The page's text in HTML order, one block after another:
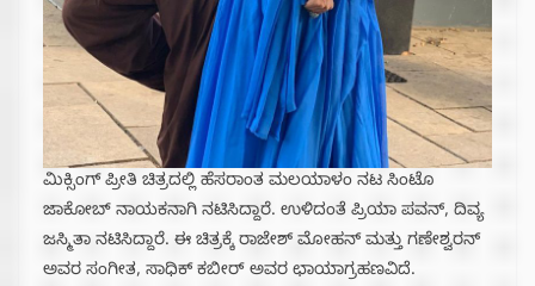
ಮಿಕ್ಸಿಂಗ್ ಪ್ರೀತಿ ಚಿತ್ರದಲ್ಲಿ ಹೆಸರಾಂತ ಮಲಯಾಳಂ ನಟ ಸಿಂಟೊ
ಜಾಕೋಬ್ ನಾಯಕನಾಗಿ ನಟಿಸಿದ್ದಾರೆ. ಉಳಿದಂತೆ ಪ್ರಿಯಾ ಪವನ್, ದಿವ್ಯ
ಜಸ್ಮಿತಾ ನಟಿಸಿದ್ದಾರೆ. ಈ ಚಿತ್ರಕ್ಕೆ ರಾಜೇಶ್ ಮೋಹನ್ ಮತ್ತು ಗಣೇಶ್ವರನ್
ಅವರ ಸಂಗೀತ, ಸಾಧಿಕ್ ಕಬೀರ್ ಅವರ ಛಾಯಾಗ್ರಹಣವಿದೆ.